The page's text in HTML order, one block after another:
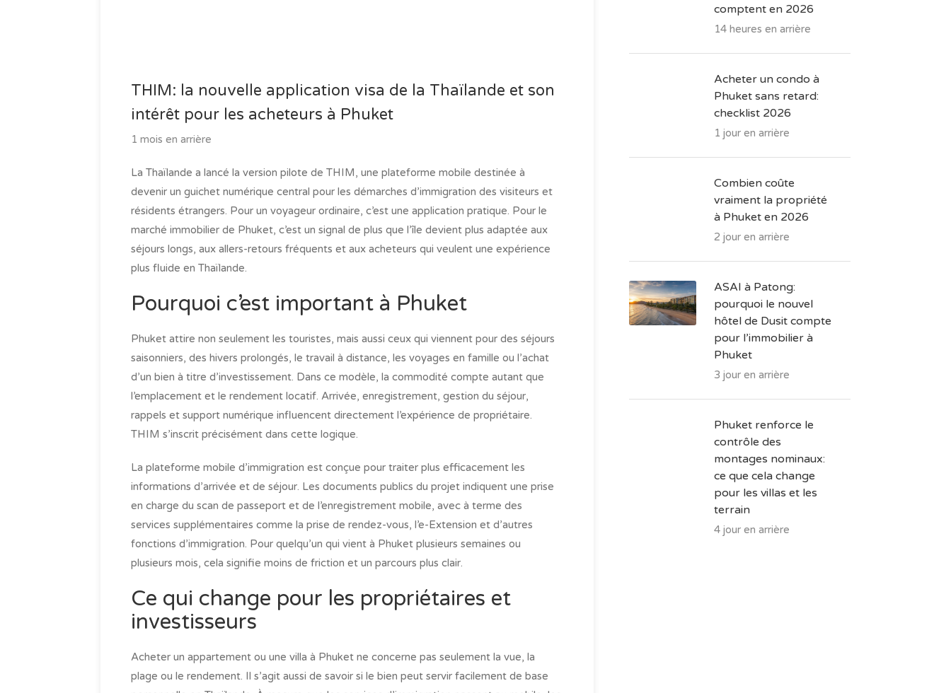
THIM: la nouvelle application visa de la Thaïlande et son
intérêt pour les acheteurs à Phuket
1 mois en arrière
La Thaïlande a lancé la version pilote de THIM, une plateforme mobile destinée à
devenir un guichet numérique central pour les démarches d’immigration des visiteurs et
résidents étrangers. Pour un voyageur ordinaire, c’est une application pratique. Pour le
marché immobilier de Phuket, c’est un signal de plus que l’île devient plus adaptée aux
séjours longs, aux allers-retours fréquents et aux acheteurs qui veulent une expérience
plus fluide en Thaïlande.
Pourquoi c’est important à Phuket
Phuket attire non seulement les touristes, mais aussi ceux qui viennent pour des séjours
saisonniers, des hivers prolongés, le travail à distance, les voyages en famille ou l’achat
d’un bien à titre d’investissement. Dans ce modèle, la commodité compte autant que
l’emplacement et le rendement locatif. Arrivée, enregistrement, gestion du séjour,
rappels et support numérique influencent directement l’expérience de propriétaire.
THIM s’inscrit précisément dans cette logique.
La plateforme mobile d’immigration est conçue pour traiter plus efficacement les
informations d’arrivée et de séjour. Les documents publics du projet indiquent une prise
en charge du scan de passeport et de l’enregistrement mobile, avec à terme des
services supplémentaires comme la prise de rendez-vous, l’e-Extension et d’autres
fonctions d’immigration. Pour quelqu’un qui vient à Phuket plusieurs semaines ou
plusieurs mois, cela signifie moins de friction et un parcours plus clair.
Ce qui change pour les propriétaires et
investisseurs
Acheter un appartement ou une villa à Phuket ne concerne pas seulement la vue, la
plage ou le rendement. Il s’agit aussi de savoir si le bien peut servir facilement de base
comptent en 2026
14 heures en arrière
Acheter un condo à
Phuket sans retard:
checklist 2026
1 jour en arrière
Combien coûte
vraiment la propriété
à Phuket en 2026
2 jour en arrière
ASAI à Patong:
pourquoi le nouvel
hôtel de Dusit compte
pour l’immobilier à
Phuket
3 jour en arrière
Phuket renforce le
contrôle des
montages nominaux:
ce que cela change
pour les villas et les
terrain
4 jour en arrière